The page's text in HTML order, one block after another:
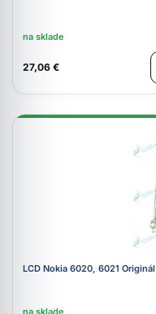
na sklade
27,06 €
LCD Nokia 6020, 6021 Originál
na sklade